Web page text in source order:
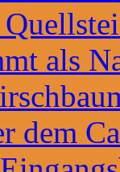
als
dem